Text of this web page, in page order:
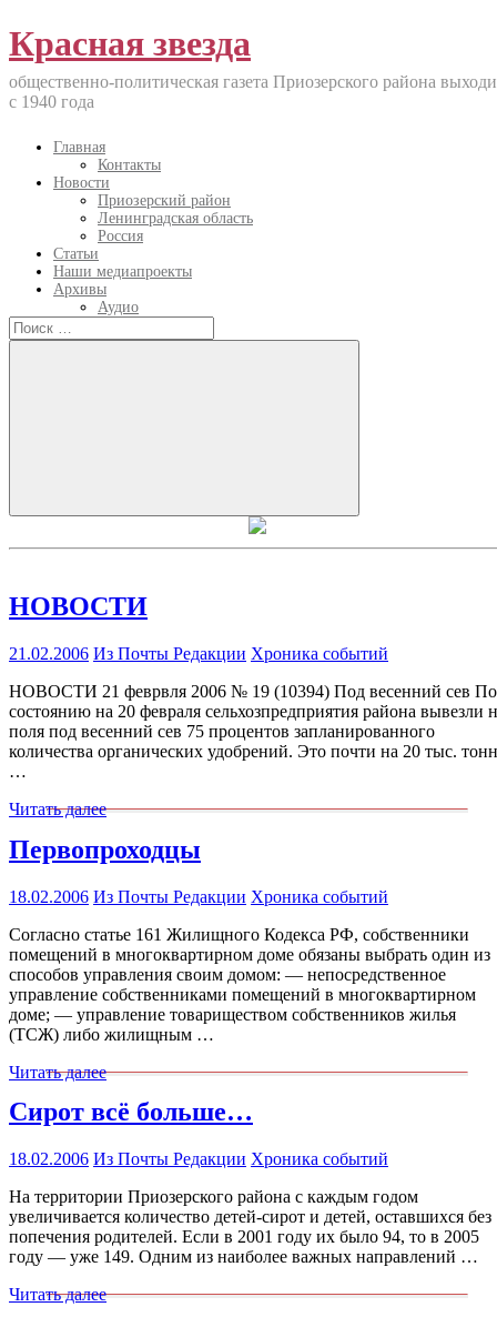
Перейти
к
содержанию
Красная звезда
общественно-политическая газета Приозерского района
с 1940 года
Главная
Контакты
Новости
Приозерский район
Ленинградская область
Россия
Статьи
Наши медиапроекты
Архивы
Аудио
Искать:
Искать
НОВОСТИ
21.02.2006 Из Почты Редакции Хроника событий
НОВОСТИ 21 феврвля 2006 № 19 (10394) Под весенний сев По
состоянию на 20 февраля сельхозпредприятия района вывезли
поля под весенний сев 75 процентов запланированного
количества органических удобрений. Это почти на 20 тыс. тонн
…
Читать далее
Первопроходцы
18.02.2006 Из Почты Редакции Хроника событий
Согласно статье 161 Жилищного Кодекса РФ, собственники
помещений в многоквартирном доме обязаны выбрать один из
способов управления своим домом: — непосредственное
управление собственниками помещений в многоквартирном
доме; — управление товариществом собственников жилья
(ТСЖ) либо жилищным …
Читать далее
Сирот всё больше…
18.02.2006 Из Почты Редакции Хроника событий
На территории Приозерского района с каждым годом
увеличивается количество детей-сирот и детей, оставшихся без
попечения родителей. Если в 2001 году их было 94, то в 2005
году — уже 149. Одним из наиболее важных направлений …
Читать далее